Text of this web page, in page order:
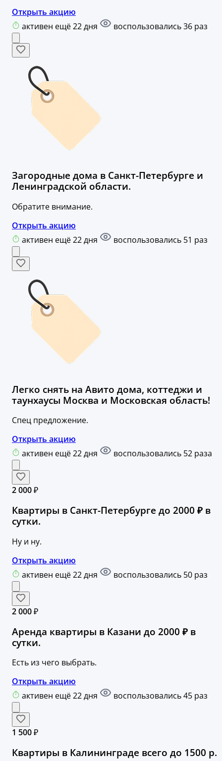
Открыть акцию
активен ещё 22 дня
воспользовались 36 раз
Загородные дома в Санкт-Петербурге и
Ленинградской области.
Обратите внимание.
Открыть акцию
активен ещё 22 дня
воспользовались 51 раз
Легко снять на Авито дома, коттеджи и
таунхаусы Москва и Московская область!
Спец предложение.
Открыть акцию
активен ещё 22 дня
воспользовались 52 раза
2 000 ₽
Квартиры в Санкт-Петербурге до 2000 ₽ в
сутки.
Ну и ну.
Открыть акцию
активен ещё 22 дня
воспользовались 50 раз
2 000 ₽
Аренда квартиры в Казани до 2000 ₽ в
сутки.
Есть из чего выбрать.
Открыть акцию
активен ещё 22 дня
воспользовались 45 раз
1 500 ₽
Квартиры в Калининграде всего до 1500 р.